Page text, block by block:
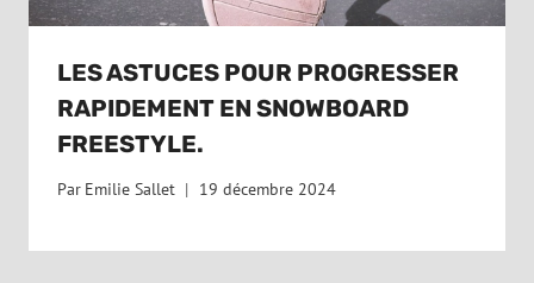
LES ASTUCES POUR PROGRESSER
RAPIDEMENT EN SNOWBOARD
FREESTYLE.
Par Emilie Sallet 19 décembre 2024